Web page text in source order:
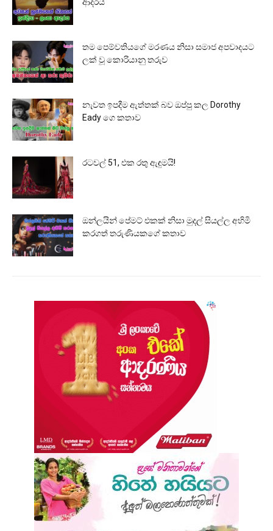
ආදරය
තම පෙම්වතියගේ මරණය නිසා සමාජ අපවාදයට
ලක් වූ කොරියානු තරුව
නැවත ඉපදීම ඇත්තක් බව ඔප්පු කල Dorothy
Eady ගෙ කතාව
රටවල් 51, එක රතු ඇඳුමයි!
ඔන්ලයින් පේමට් එකක් නිසා මුදල් සියල්ල අහිමි
කරගත් තරුණියකගේ කතාව